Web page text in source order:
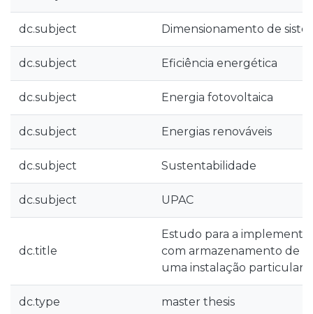
dc.subject Dimensionamento de
dc.subject Eficiência energética
dc.subject Energia fotovoltaica
dc.subject Energias renováveis
dc.subject Sustentabilidade
dc.subject UPAC
dc.title
Estudo para a
com armazenamento de
uma instalação particular
dc.type master thesis